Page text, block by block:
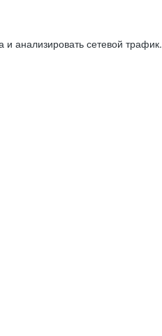
анализировать сетевой трафик.